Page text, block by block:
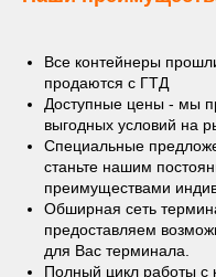
Все контейнеры
продаются с ГТД
Доступные цены - мы
выгодных условий на
Специальные
станьте нашим
преимуществами
Обширная сеть
предоставляем
для Вас терминала.
Полный цикл работы с